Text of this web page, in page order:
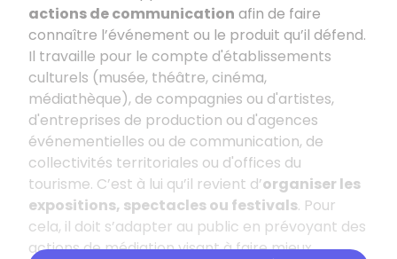
actions de communication afin de faire
connaître l’événement ou le produit qu’il défend.
Il travaille pour le compte d'établissements
culturels (musée, théâtre, cinéma,
médiathèque), de compagnies ou d'artistes,
d'entreprises de production ou d'agences
événementielles ou de communication, de
collectivités territoriales ou d'offices du
tourisme. C’est à lui qu’il revient d’organiser les
expositions, spectacles ou festivals. Pour
cela, il doit s’adapter au public en prévoyant des
actions de médiation visant à faire mieux